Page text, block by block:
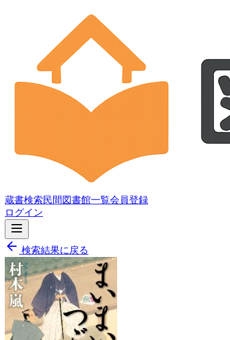
蔵書検索民間図書館一覧会員登録
ログイン
検索結果に戻る